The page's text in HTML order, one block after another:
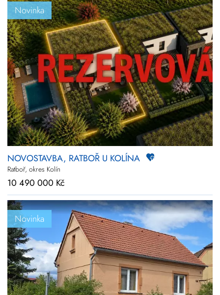
Novinka
NOVOSTAVBA, RATBOŘ U KOLÍNA
Ratboř, okres Kolín
10 490 000 Kč
Novinka